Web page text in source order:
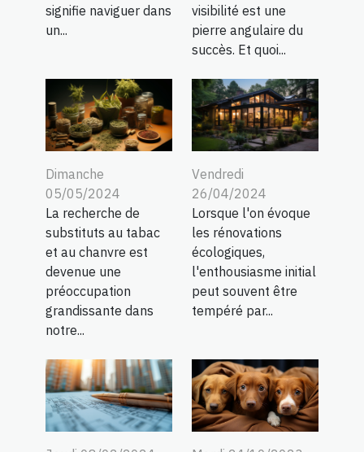
signifie naviguer dans
un...
visibilité est une
pierre angulaire du
succès. Et quoi...
Dimanche
05/05/2024
La recherche de
substituts au tabac
et au chanvre est
devenue une
préoccupation
grandissante dans
notre...
Vendredi
26/04/2024
Lorsque l'on évoque
les rénovations
écologiques,
l'enthousiasme initial
peut souvent être
tempéré par...